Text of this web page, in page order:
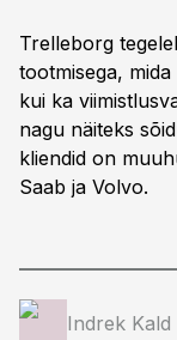
Trelleborg
tootmisega,
kui ka
nagu näiteks
kliendid on
Saab ja Volvo.
Indrek Kald